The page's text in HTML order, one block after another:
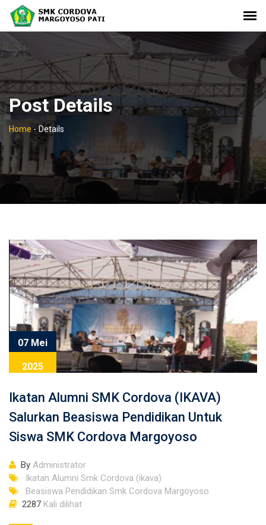
Post Details
Home- Details
07 Mei
2025
Ikatan Alumni SMK Cordova (IKAVA)
Salurkan Beasiswa Pendidikan Untuk
Siswa SMK Cordova Margoyoso
By Administrator
Ikatan Alumni Smk Cordova (ikava)
Beasiswa Pendidikan Smk Cordova Margoyoso
2287 Kali dilihat